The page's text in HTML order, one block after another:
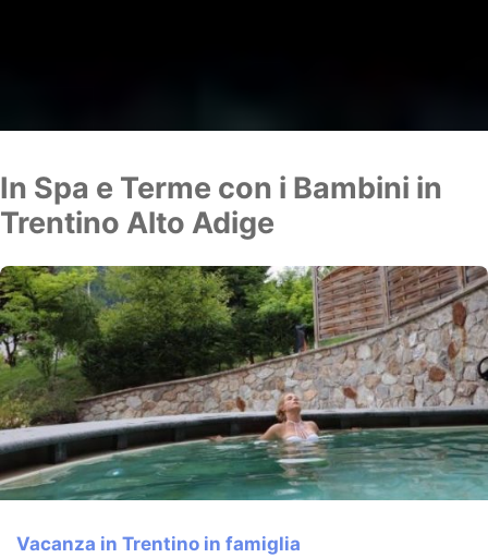
In Spa e Terme con i Bambini in
Trentino Alto Adige
Vacanza in Trentino in famiglia